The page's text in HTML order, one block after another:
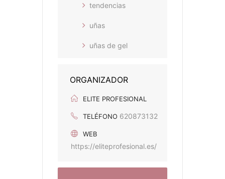
tendencias
uñas
uñas de gel
ORGANIZADOR
ELITE PROFESIONAL
TELÉFONO 620873132
WEB
https://eliteprofesional.es/